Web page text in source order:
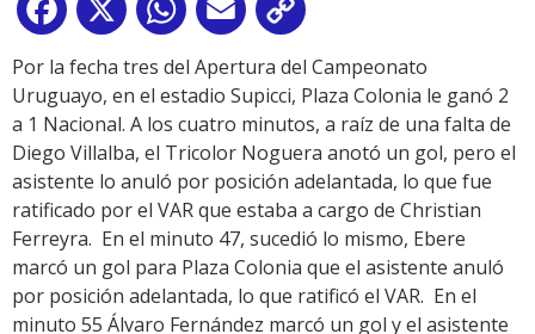
Facebook
X WhatsApp
Email
Link
Por la fecha tres del Apertura del Campeonato
Uruguayo, en el estadio Supicci, Plaza Colonia le ganó 2
a 1 Nacional. A los cuatro minutos, a raíz de una falta de
Diego Villalba, el Tricolor Noguera anotó un gol, pero el
asistente lo anuló por posición adelantada, lo que fue
ratificado por el VAR que estaba a cargo de Christian
Ferreyra. En el minuto 47, sucedió lo mismo, Ebere
marcó un gol para Plaza Colonia que el asistente anuló
por posición adelantada, lo que ratificó el VAR. En el
minuto 55 Álvaro Fernández marcó un gol y el asistente